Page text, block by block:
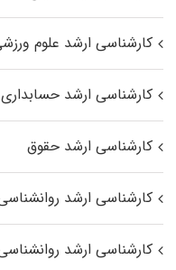
کارشناسی ارشد علوم
کارشناسی ارشد حسابداری
کارشناسی ارشد حقوق
کارشناسی ارشد
کارشناسی ارشد روانشناسی